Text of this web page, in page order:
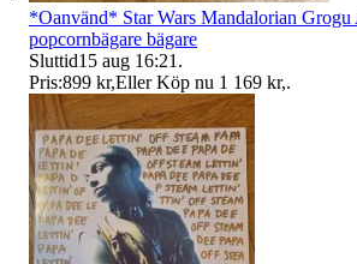
*Oanvänd* Star Wars Mandalorian Grogu
popcornbägare bägare
Sluttid15 aug 16:21 .
Pris:899 kr,Eller Köp nu 1 169 kr,.